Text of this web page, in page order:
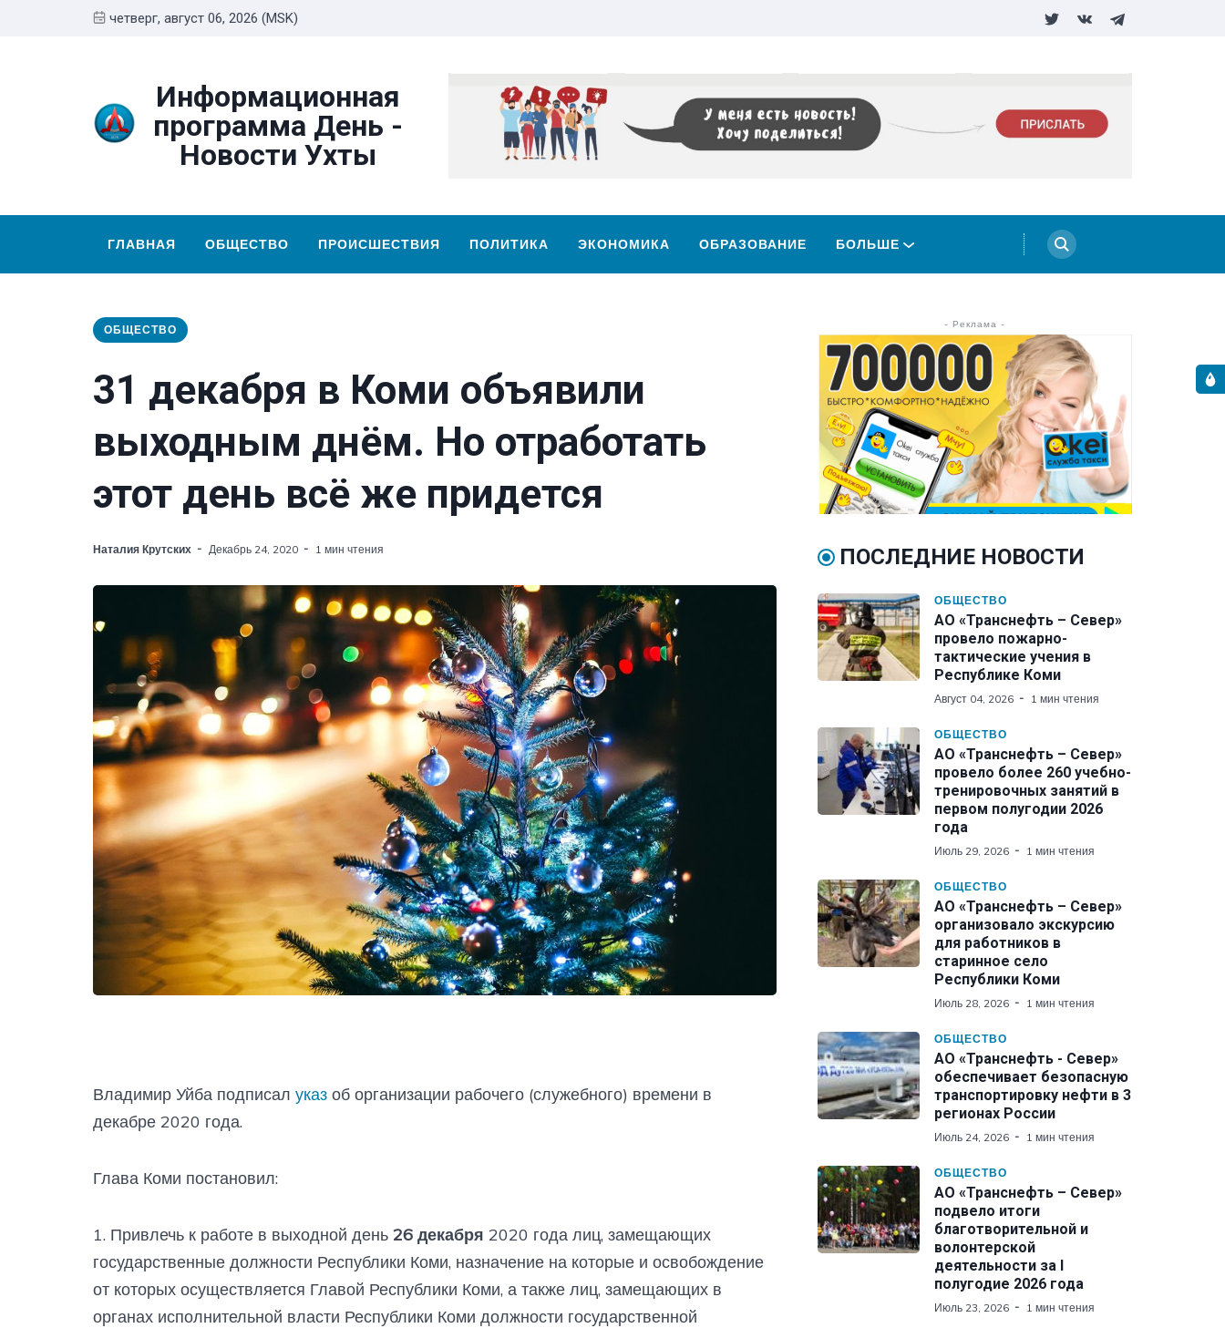
четверг, август 06, 2026 (MSK)
Информационная
программа День -
Новости Ухты
ГЛАВНАЯ ОБЩЕСТВО ПРОИСШЕСТВИЯ ПОЛИТИКА ЭКОНОМИКА ОБРАЗОВАНИЕ БОЛЬШЕ
ОБЩЕСТВО
31 декабря в Коми объявили
выходным днём. Но отработать
этот день всё же придется
Наталия Крутских Декабрь 24, 2020 1 мин чтения
Владимир Уйба подписал указ об организации рабочего (служебного) времени в
декабре 2020 года.
Глава Коми постановил:
1. Привлечь к работе в выходной день 26 декабря 2020 года лиц, замещающих
государственные должности Республики Коми, назначение на которые и освобождение
от которых осуществляется Главой Республики Коми, а также лиц, замещающих в
органах исполнительной власти Республики Коми должности государственной
- Реклама -
ПОСЛЕДНИЕ НОВОСТИ
ОБЩЕСТВО
АО «Транснефть – Север»
провело пожарно-
тактические учения в
Республике Коми
Август 04, 2026 1 мин чтения
ОБЩЕСТВО
АО «Транснефть – Север»
провело более 260 учебно-
тренировочных занятий в
первом полугодии 2026
года
Июль 29, 2026 1 мин чтения
ОБЩЕСТВО
АО «Транснефть – Север»
организовало экскурсию
для работников в
старинное село
Республики Коми
Июль 28, 2026 1 мин чтения
ОБЩЕСТВО
АО «Транснефть - Север»
обеспечивает безопасную
транспортировку нефти в 3
регионах России
Июль 24, 2026 1 мин чтения
ОБЩЕСТВО
АО «Транснефть – Север»
подвело итоги
благотворительной и
волонтерской
деятельности за I
полугодие 2026 года
Июль 23, 2026 1 мин чтения